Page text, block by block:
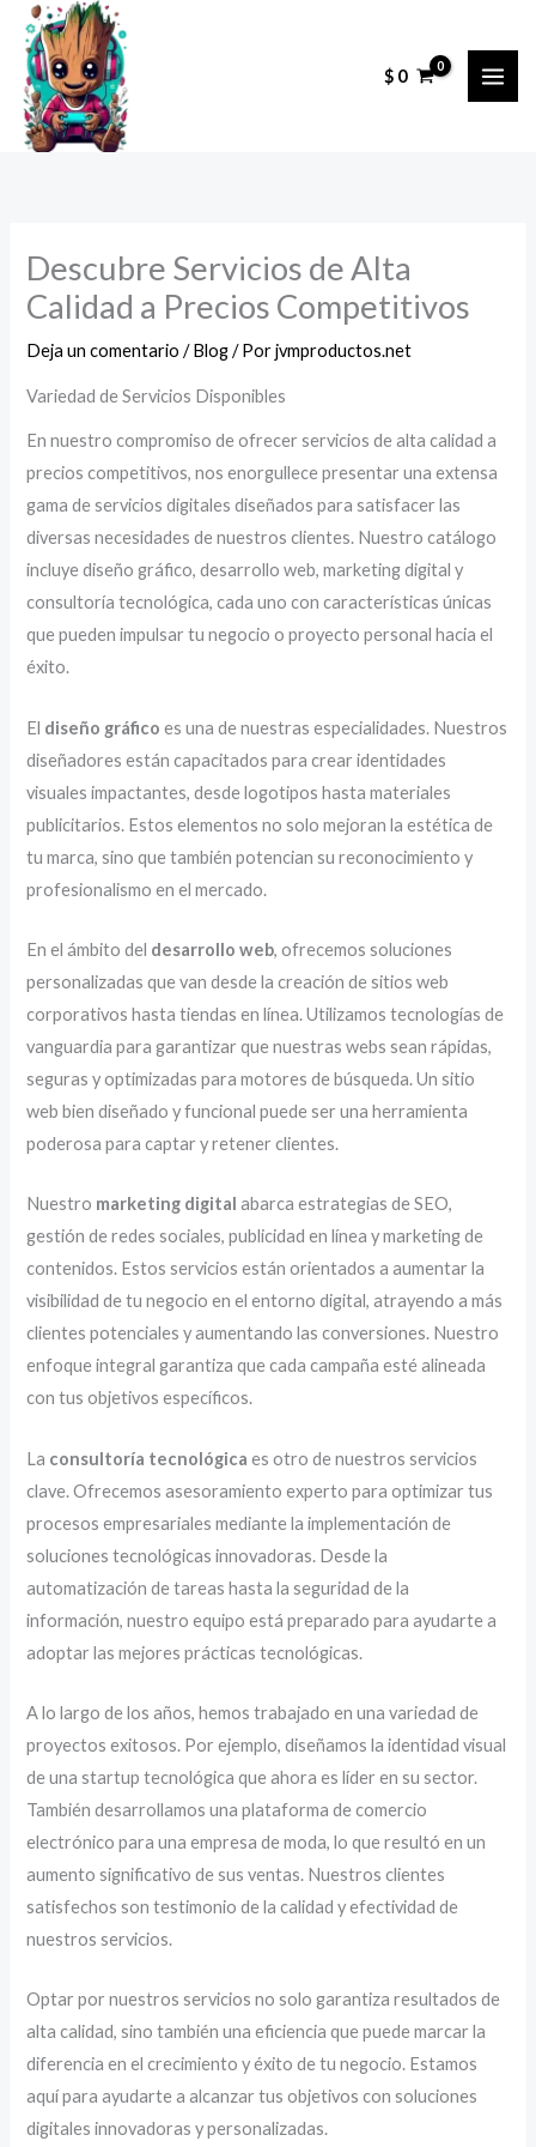
contenido
$0
Descubre Servicios de Alta
Calidad a Precios Competitivos
Deja un comentario /Blog/ Porjvmproductos.net
Variedad de Servicios Disponibles
En nuestro compromiso de ofrecer servicios de alta calidad a
precios competitivos, nos enorgullece presentar una extensa
gama de servicios digitales diseñados para satisfacer las
diversas necesidades de nuestros clientes. Nuestro catálogo
incluye diseño gráfico, desarrollo web, marketing digital y
consultoría tecnológica, cada uno con características únicas
que pueden impulsar tu negocio o proyecto personal hacia el
éxito.
El diseño gráfico es una de nuestras especialidades. Nuestros
diseñadores están capacitados para crear identidades
visuales impactantes, desde logotipos hasta materiales
publicitarios. Estos elementos no solo mejoran la estética de
tu marca, sino que también potencian su reconocimiento y
profesionalismo en el mercado.
En el ámbito del desarrollo web, ofrecemos soluciones
personalizadas que van desde la creación de sitios web
corporativos hasta tiendas en línea. Utilizamos tecnologías de
vanguardia para garantizar que nuestras webs sean rápidas,
seguras y optimizadas para motores de búsqueda. Un sitio
web bien diseñado y funcional puede ser una herramienta
poderosa para captar y retener clientes.
Nuestro marketing digital abarca estrategias de SEO,
gestión de redes sociales, publicidad en línea y marketing de
contenidos. Estos servicios están orientados a aumentar la
visibilidad de tu negocio en el entorno digital, atrayendo a más
clientes potenciales y aumentando las conversiones. Nuestro
enfoque integral garantiza que cada campaña esté alineada
con tus objetivos específicos.
La consultoría tecnológica es otro de nuestros servicios
clave. Ofrecemos asesoramiento experto para optimizar tus
procesos empresariales mediante la implementación de
soluciones tecnológicas innovadoras. Desde la
automatización de tareas hasta la seguridad de la
información, nuestro equipo está preparado para ayudarte a
adoptar las mejores prácticas tecnológicas.
A lo largo de los años, hemos trabajado en una variedad de
proyectos exitosos. Por ejemplo, diseñamos la identidad visual
de una startup tecnológica que ahora es líder en su sector.
También desarrollamos una plataforma de comercio
electrónico para una empresa de moda, lo que resultó en un
aumento significativo de sus ventas. Nuestros clientes
satisfechos son testimonio de la calidad y efectividad de
nuestros servicios.
Optar por nuestros servicios no solo garantiza resultados de
alta calidad, sino también una eficiencia que puede marcar la
diferencia en el crecimiento y éxito de tu negocio. Estamos
aquí para ayudarte a alcanzar tus objetivos con soluciones
digitales innovadoras y personalizadas.